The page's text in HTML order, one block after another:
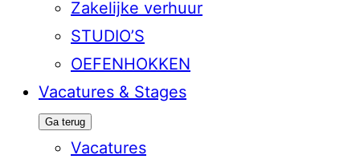
Zakelijke verhuur
STUDIO’S
OEFENHOKKEN
Vacatures & Stages
Ga terug
Vacatures